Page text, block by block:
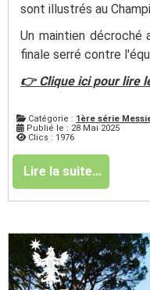
sont illustrés au
Un maintien décroché
finale serré contre
👉 Clique ici pour lire
Catégorie : 1ère série
Publié le : 28 Mai 2025
Clics : 1976
Lire la suite...